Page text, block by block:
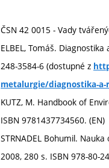
ČSN 42 0015 - Vady
ELBEL, Tomáš.
248-3584-6 (dostupné z
metalurgie/diagnostika-
KUTZ, M. Handbook of
ISBN 9781437734560. (EN)
STRNADEL Bohumil.
2008, 280 s. ISBN 978-80-